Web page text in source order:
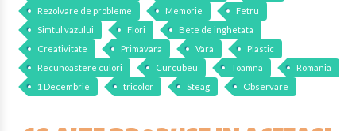
Rezolvare de probleme
Memorie
Fetru
Simtul vazului
Flori
Bete de inghetata
Creativitate
Primavara Vara
Plastic
Recunoastere culori
Curcubeu Toamna
Romania
1 Decembrie
tricolor Steag Observare